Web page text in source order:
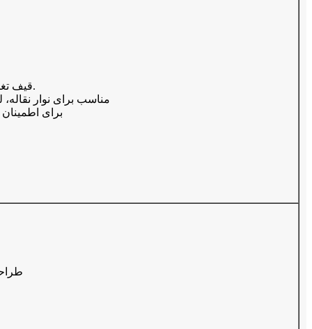
● قیف تغذیه مخصوص برای جلوگیری از پاشیدن مواد.
● مناسب برای نوار
● برای
●